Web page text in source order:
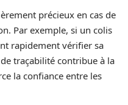
précieux en cas de
Par exemple, si un colis
rapidement vérifier sa
traçabilité contribue à la
la confiance entre les